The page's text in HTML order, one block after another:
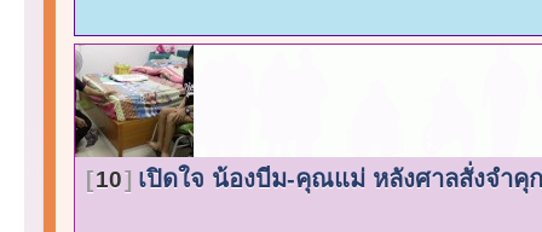
10 เปิดใจ น้องบีม-คุณแม่ หลังศาลสั่งจำคุ